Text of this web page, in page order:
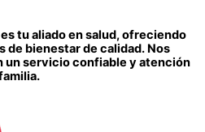
tu aliado en salud, ofreciendo
bienestar de calidad. Nos
un servicio confiable y atención